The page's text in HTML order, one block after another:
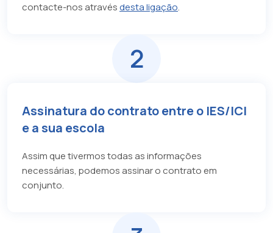
contacte-nos atravésdesta ligação.
2
Assinatura do contrato entre o IES/ICI
e a sua escola
Assim que tivermos todas as informações
necessárias, podemos assinar o contrato em
conjunto.